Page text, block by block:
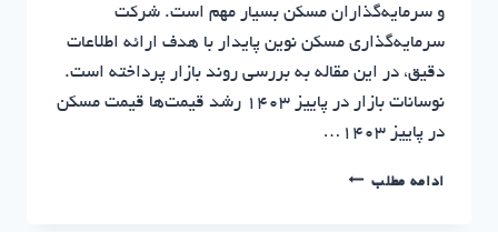
و سرمایه‌گذاران مسکن بسیار مهم است. شرکت
سرمایه‌گذاری مسکن نوین پایدار با هدف ارائه اطلاعات
دقیق، در این مقاله به بررسی روند بازار پرداخته است.
نوسانات بازار در پاییز 1403 رشد قیمت‌ها قیمت مسکن
در پاییز 1403…
ادامه مطلبتحلیل